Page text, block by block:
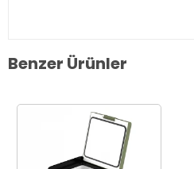
Benzer Ürünler